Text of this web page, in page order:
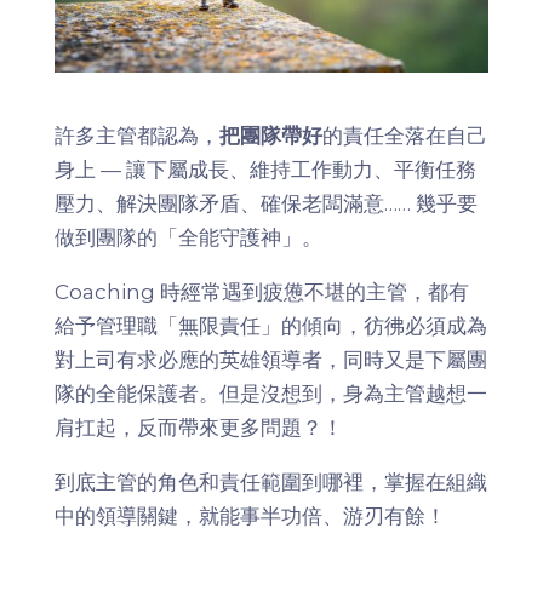
許多主管都認為， 把團隊帶好的責任全落在自己
身上 — 讓下屬成長、維持工作動力、平衡任務
壓力、解決團隊矛盾、確保老闆滿意…… 幾乎要
做到團隊的「全能守護神」。
Coaching 時經常遇到疲憊不堪的主管，都有
給予管理職「無限責任」的傾向，彷彿必須成為
對上司有求必應的英雄領導者，同時又是下屬團
隊的全能保護者。但是沒想到，身為主管越想一
肩扛起，反而帶來更多問題？！
到底主管的角色和責任範圍到哪裡，掌握在組織
中的領導關鍵，就能事半功倍、游刃有餘！